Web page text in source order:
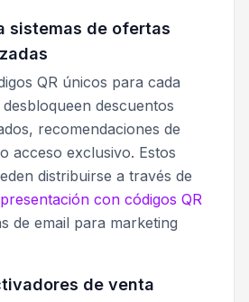
sistemas de ofertas
QR únicos para cada
descuentos
recomendaciones de
acceso exclusivo. Estos
distribuirse a través de
con códigos QR
de email para marketing
de venta